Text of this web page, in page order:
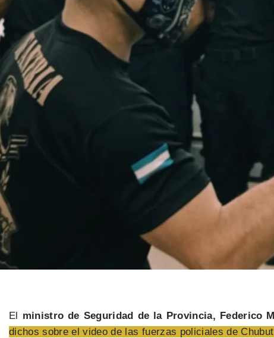
El ministro de Seguridad de la Provincia, Federico
dichos sobre el video de las fuerzas policiales de